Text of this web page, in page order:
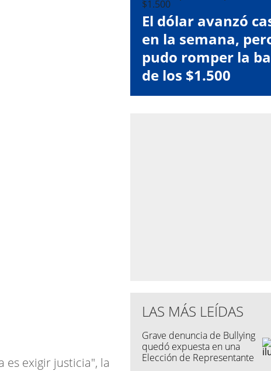
es exigir justicia", la
El dólar avanzó
en la semana,
pudo romper la
de los $1.500
LAS MÁS LEÍDAS
Grave denuncia de Bullying
quedó expuesta en una
Elección de Representante